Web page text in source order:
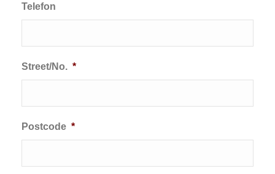
Telefon
Street/No. *
Postcode *